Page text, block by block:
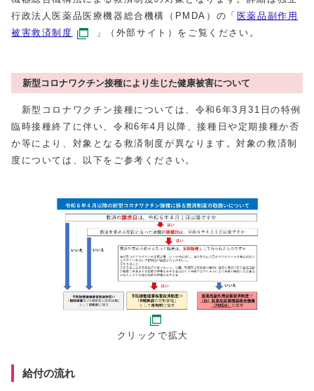
行政法人医薬品医療機器総合機構（PMDA）の「 医薬品副作用
被害救済制度
」（外部サイト）をご覧ください。
新型コロナワクチン接種により生じた健康被害について
新型コロナワクチン接種については、令和6年3月31日の特例
臨時接種終了に伴い、令和6年4月以降、接種日や定期接種か否
か等により、対象となる救済制度が異なります。対象の救済制
度については、以下をご参考ください。
クリックで拡大
給付の流れ